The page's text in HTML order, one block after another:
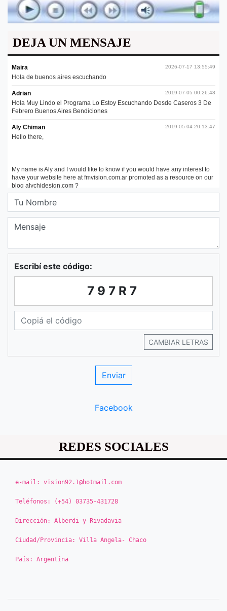
DEJA UN MENSAJE
Escribí este código:
797R7
CAMBIAR LETRAS
Facebook
REDES SOCIALES
e-mail: vision92.1@hotmail.com
Teléfonos: (+54) 03735-431728
Dirección: Alberdi y Rivadavia
Ciudad/Provincia: Villa Angela- Chaco
País: Argentina